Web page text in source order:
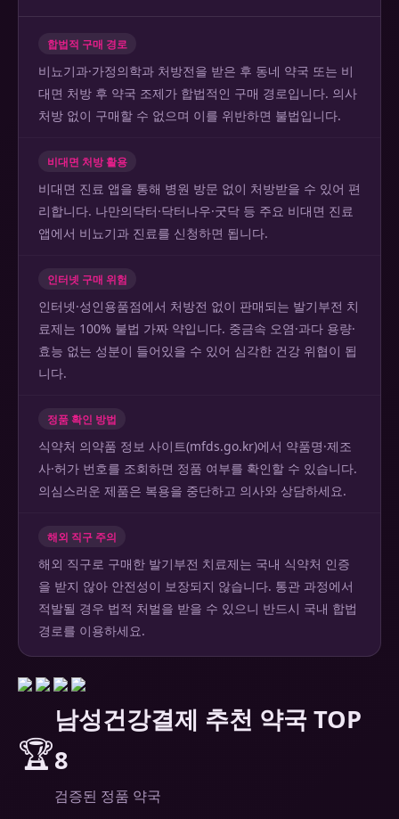
합법적 구매 경로
비뇨기과·가정의학과 처방전을 받은 후 동네 약국 또는 비
대면 처방 후 약국 조제가 합법적인 구매 경로입니다. 의사
처방 없이 구매할 수 없으며 이를 위반하면 불법입니다.
비대면 처방 활용
비대면 진료 앱을 통해 병원 방문 없이 처방받을 수 있어 편
리합니다. 나만의닥터·닥터나우·굿닥 등 주요 비대면 진료
앱에서 비뇨기과 진료를 신청하면 됩니다.
인터넷 구매 위험
인터넷·성인용품점에서 처방전 없이 판매되는 발기부전 치
료제는 100% 불법 가짜 약입니다. 중금속 오염·과다 용량·
효능 없는 성분이 들어있을 수 있어 심각한 건강 위협이 됩
니다.
정품 확인 방법
식약처 의약품 정보 사이트(mfds.go.kr)에서 약품명·제조
사·허가 번호를 조회하면 정품 여부를 확인할 수 있습니다.
의심스러운 제품은 복용을 중단하고 의사와 상담하세요.
해외 직구 주의
해외 직구로 구매한 발기부전 치료제는 국내 식약처 인증
을 받지 않아 안전성이 보장되지 않습니다. 통관 과정에서
적발될 경우 법적 처벌을 받을 수 있으니 반드시 국내 합법
경로를 이용하세요.
🏆
남성건강결제 추천 약국 TOP
8
검증된 정품 약국